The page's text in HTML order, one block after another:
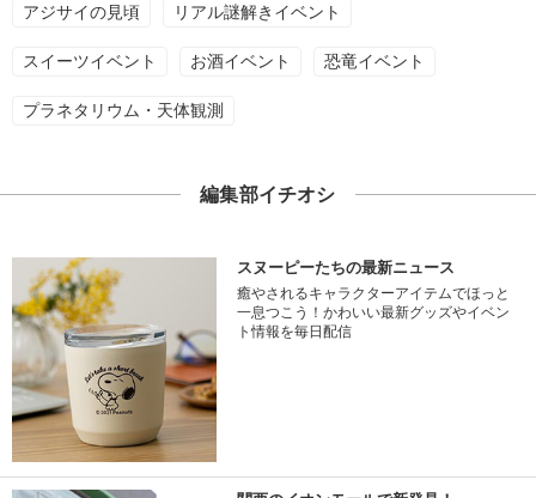
アジサイの見頃 リアル謎解きイベント
スイーツイベント お酒イベント 恐竜イベント
プラネタリウム・天体観測
編集部イチオシ
スヌーピーたちの最新ニュース
癒やされるキャラクターアイテムでほっと
一息つこう！かわいい最新グッズやイベン
ト情報を毎日配信